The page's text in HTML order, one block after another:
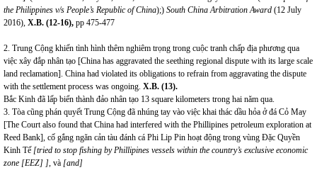
the Philippines v/s People’s Republic of China);) South China Arbitration Award (12 July
2016), X.B. (12-16), pp 475-477
2. Trung Cộng khiến tình hình thêm nghiêm trọng trong cuộc tranh chấp địa phương qua
việc xây đắp nhân tạo [China has aggravated the seething regional dispute with its large scale
land reclamation]. China had violated its obligations to refrain from aggravating the dispute
with the settlement process was ongoing. X.B. (13).
Bắc Kinh đã lấp biển thành đảo nhân tạo 13 square kilometers trong hai năm qua.
3. Tòa cũng phán quyết Trung Cộng đã nhúng tay vào việc khai thác dầu hỏa ở đá Cỏ May
[The Court also found that China had interfered with the Phillipines petroleum exploration at
Reed Bank], cố gắng ngăn cản tàu đánh cá Phi Lip Pin hoạt động trong vùng Đặc Quyền
Kinh Tế [tried to stop fishing by Phillipines vessels within the country’s exclusive economic
zone [EEZ] ], và [and]